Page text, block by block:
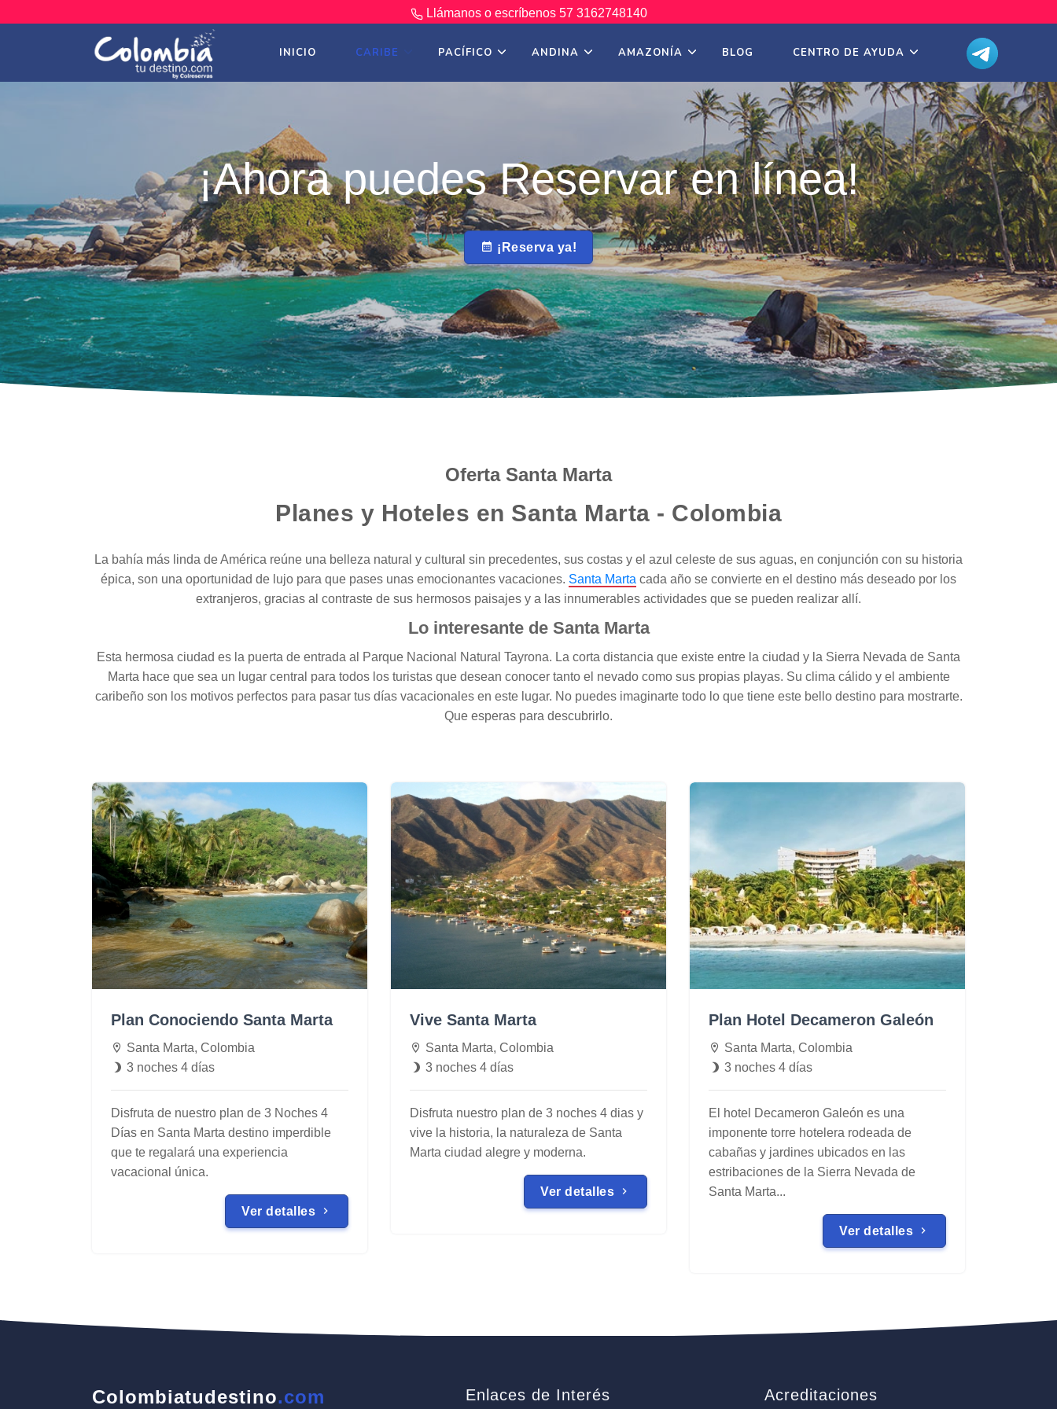
Llámanos o escríbenos 57 3162748140
INICIO CARIBE PACÍFICO ANDINA AMAZONÍA BLOG CENTRO DE AYUDA
¡Ahora puedes Reservar en línea!
¡Reserva ya!
Oferta Santa Marta
Planes y Hoteles en Santa Marta - Colombia
La bahía más linda de América reúne una belleza natural y cultural sin precedentes, sus costas y el azul celeste de sus aguas, en conjunción con su historia
épica, son una oportunidad de lujo para que pases unas emocionantes vacaciones. Santa Marta cada año se convierte en el destino más deseado por los
extranjeros, gracias al contraste de sus hermosos paisajes y a las innumerables actividades que se pueden realizar allí.
Lo interesante de Santa Marta
Esta hermosa ciudad es la puerta de entrada al Parque Nacional Natural Tayrona. La corta distancia que existe entre la ciudad y la Sierra Nevada de Santa
Marta hace que sea un lugar central para todos los turistas que desean conocer tanto el nevado como sus propias playas. Su clima cálido y el ambiente
caribeño son los motivos perfectos para pasar tus días vacacionales en este lugar. No puedes imaginarte todo lo que tiene este bello destino para mostrarte.
Que esperas para descubrirlo.
Plan Conociendo Santa Marta
Santa Marta, Colombia
3 noches 4 días
Disfruta de nuestro plan de 3 Noches 4
Días en Santa Marta destino imperdible
que te regalará una experiencia
vacacional única.
Ver detalles
Vive Santa Marta
Santa Marta, Colombia
3 noches 4 días
Disfruta nuestro plan de 3 noches 4 dias y
vive la historia, la naturaleza de Santa
Marta ciudad alegre y moderna.
Ver detalles
Plan Hotel Decameron Galeón
Santa Marta, Colombia
3 noches 4 días
El hotel Decameron Galeón es una
imponente torre hotelera rodeada de
cabañas y jardines ubicados en las
estribaciones de la Sierra Nevada de
Santa Marta...
Ver detalles
Colombiatudestino.com Enlaces de Interés Acreditaciones